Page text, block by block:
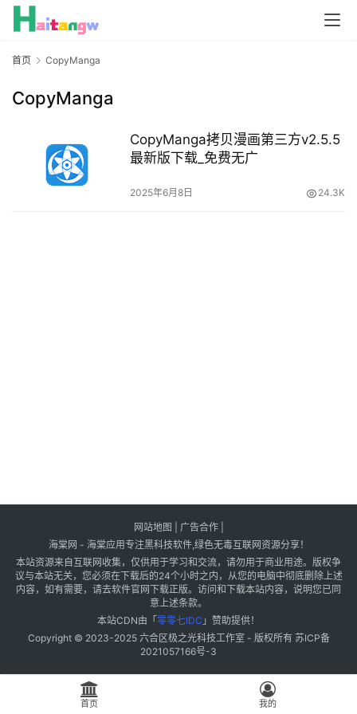
首页 CopyManga
CopyManga
CopyManga拷贝漫画第三方v2.5.5
最新版下载_免费无广
2025年6月8日 24.3K
网站地图 广告合作|
海棠网 - 海棠应用专注黑科技软件,绿色无毒互联网资源分享！
本站资源来自互联网收集，仅供用于学习和交流，请勿用于商业用途。版权争
议与本站无关，您必须在下载后的24个小时之内，从您的电脑中彻底删除上述
内容，如有需要，请去软件官网下载正版。访问和下载本站内容，说明您已同
意上述条款。
本站CDN由「 零零七IDC 」赞助提供！
Copyright © 2023-2025 六合区极之光科技工作室 - 版权所有 苏ICP备
2021057166号-3
首页 我的